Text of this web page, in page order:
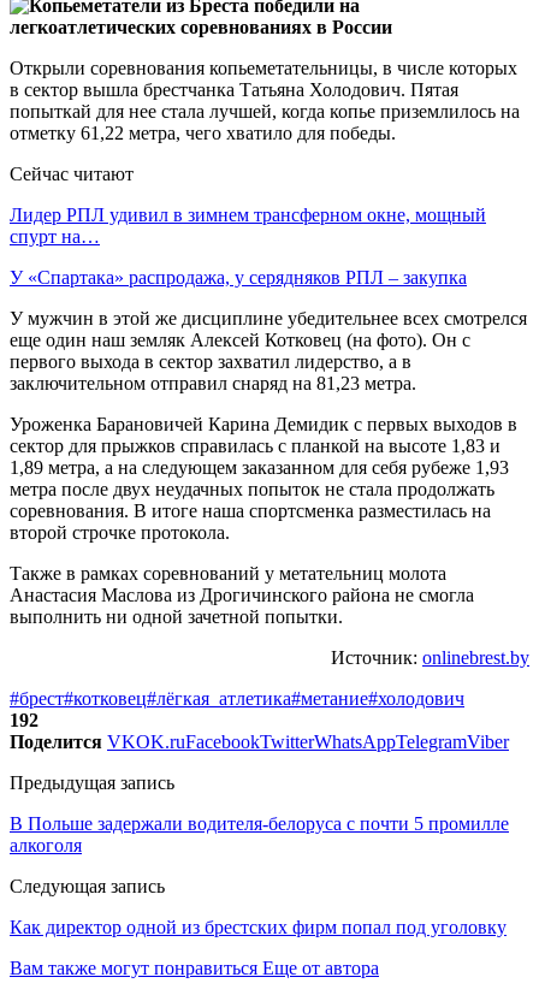
Открыли соревнования копьеметательницы, в числе которых
в сектор вышла брестчанка Татьяна Холодович. Пятая
попыткай для нее стала лучшей, когда копье приземлилось на
отметку 61,22 метра, чего хватило для победы.
Сейчас читают
Лидер РПЛ удивил в зимнем трансферном окне, мощный
спурт на…
У «Спартака» распродажа, у серядняков РПЛ – закупка
У мужчин в этой же дисциплине убедительнее всех смотрелся
еще один наш земляк Алексей Котковец (на фото). Он с
первого выхода в сектор захватил лидерство, а в
заключительном отправил снаряд на 81,23 метра.
Уроженка Барановичей Карина Демидик с первых выходов в
сектор для прыжков справилась с планкой на высоте 1,83 и
1,89 метра, а на следующем заказанном для себя рубеже 1,93
метра после двух неудачных попыток не стала продолжать
соревнования. В итоге наша спортсменка разместилась на
второй строчке протокола.
Также в рамках соревнований у метательниц молота
Анастасия Маслова из Дрогичинского района не смогла
выполнить ни одной зачетной попытки.
Источник: onlinebrest.by
#брест#котковец#лёгкая_атлетика#метание#холодович
192
Поделится VKOK.ruFacebookTwitterWhatsAppTelegramViber
Предыдущая запись
В Польше задержали водителя-белоруса с почти 5 промилле
алкоголя
Следующая запись
Как директор одной из брестских фирм попал под уголовку
Вам также могут понравиться Еще от автора